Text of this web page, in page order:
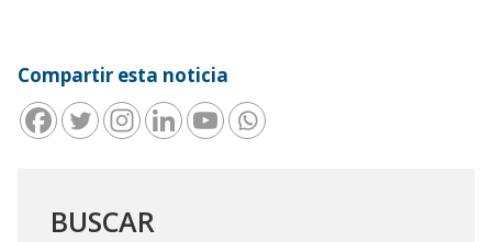
Compartir esta noticia
BUSCAR